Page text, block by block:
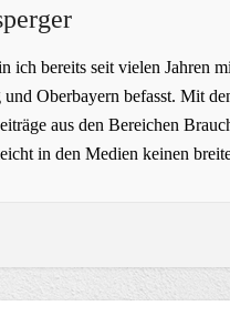
ich bereits seit vielen Jahren
und Oberbayern befasst. Mit
aus den Bereichen
in den Medien keinen